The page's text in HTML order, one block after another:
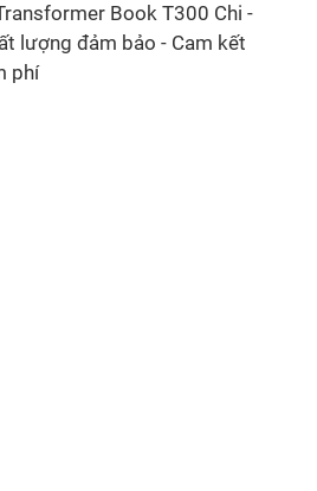
Book T300 Chi -
lượng đảm bảo - Cam kết
phí